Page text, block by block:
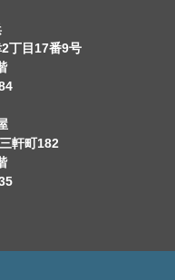
丁目17番9号
軒町182